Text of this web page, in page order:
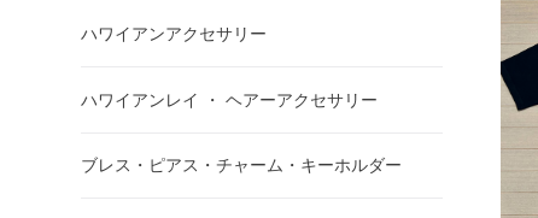
ハワイアンアクセサリー
ハワイアンレイ ・ ヘアーアクセサリー
ブレス・ピアス・チャーム・キーホルダー